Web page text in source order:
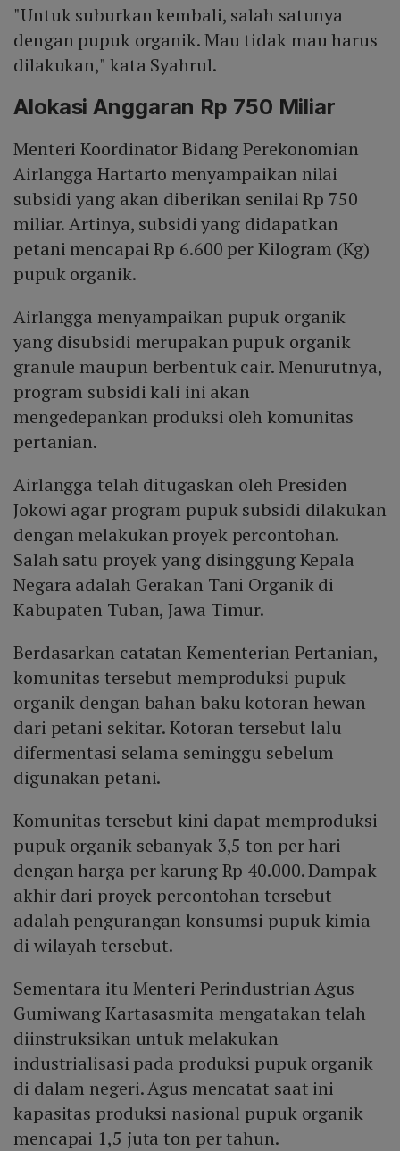
"Untuk suburkan kembali, salah satunya
dengan pupuk organik. Mau tidak mau harus
dilakukan," kata Syahrul.
Alokasi Anggaran Rp 750 Miliar
Menteri Koordinator Bidang Perekonomian
Airlangga Hartarto menyampaikan nilai
subsidi yang akan diberikan senilai Rp 750
miliar. Artinya, subsidi yang didapatkan
petani mencapai Rp 6.600 per Kilogram (Kg)
pupuk organik.
Airlangga menyampaikan pupuk organik
yang disubsidi merupakan pupuk organik
granule maupun berbentuk cair. Menurutnya,
program subsidi kali ini akan
mengedepankan produksi oleh komunitas
pertanian.
Airlangga telah ditugaskan oleh Presiden
Jokowi agar program pupuk subsidi dilakukan
dengan melakukan proyek percontohan.
Salah satu proyek yang disinggung Kepala
Negara adalah Gerakan Tani Organik di
Kabupaten Tuban, Jawa Timur.
Berdasarkan catatan Kementerian Pertanian,
komunitas tersebut memproduksi pupuk
organik dengan bahan baku kotoran hewan
dari petani sekitar. Kotoran tersebut lalu
difermentasi selama seminggu sebelum
digunakan petani.
Komunitas tersebut kini dapat memproduksi
pupuk organik sebanyak 3,5 ton per hari
dengan harga per karung Rp 40.000. Dampak
akhir dari proyek percontohan tersebut
adalah pengurangan konsumsi pupuk kimia
di wilayah tersebut.
Sementara itu Menteri Perindustrian Agus
Gumiwang Kartasasmita mengatakan telah
diinstruksikan untuk melakukan
industrialisasi pada produksi pupuk organik
di dalam negeri. Agus mencatat saat ini
kapasitas produksi nasional pupuk organik
mencapai 1,5 juta ton per tahun.